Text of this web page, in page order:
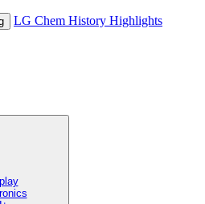
LG Chem History Highlights